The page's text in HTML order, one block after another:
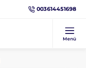
003614451698
Menü